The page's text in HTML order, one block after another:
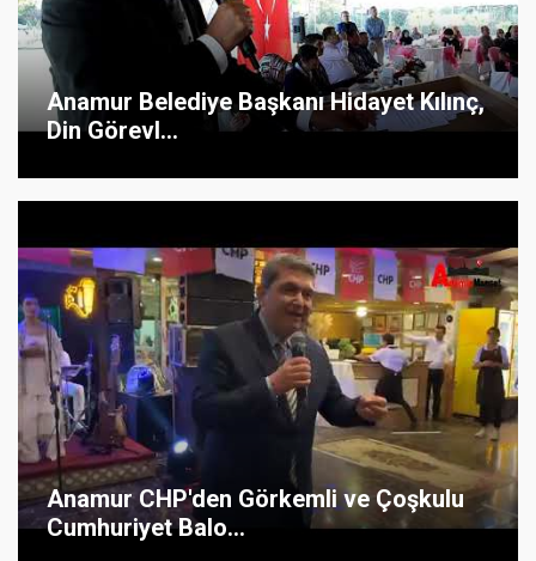
Anamur Belediye Başkanı Hidayet Kılınç,
Din Görevl...
Anamur CHP'den Görkemli ve Çoşkulu
Cumhuriyet Balo...